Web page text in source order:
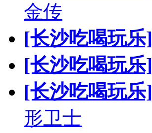
金传
[长沙吃喝玩乐]
[长沙吃喝玩乐]
[长沙吃喝玩乐]
形卫士